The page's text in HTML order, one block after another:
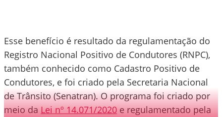
Esse benefício é resultado da regulamentação do
Registro Nacional Positivo de Condutores (RNPC),
também conhecido como Cadastro Positivo de
Condutores, e foi criado pela Secretaria Nacional
de Trânsito (Senatran). O programa foi criado por
meio daLei nº 14.071/2020e regulamentado pela